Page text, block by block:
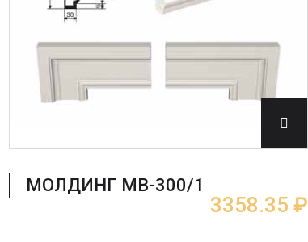
МОЛДИНГ МВ-300/1
3358.35 ₽